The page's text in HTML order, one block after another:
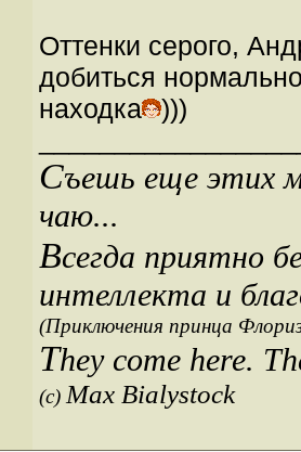
Оттенки серого,
добиться
находка
)))
Съешь еще этих
чаю...
Всегда приятно
интеллекта и
(Приключения принца
They come here.
(c)Max Bialystock